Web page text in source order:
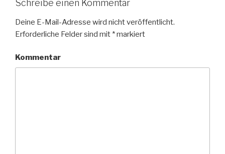
Schreibe einen Kommentar
Deine E-Mail-Adresse wird nicht veröffentlicht.
Erforderliche Felder sind mit *markiert
Kommentar